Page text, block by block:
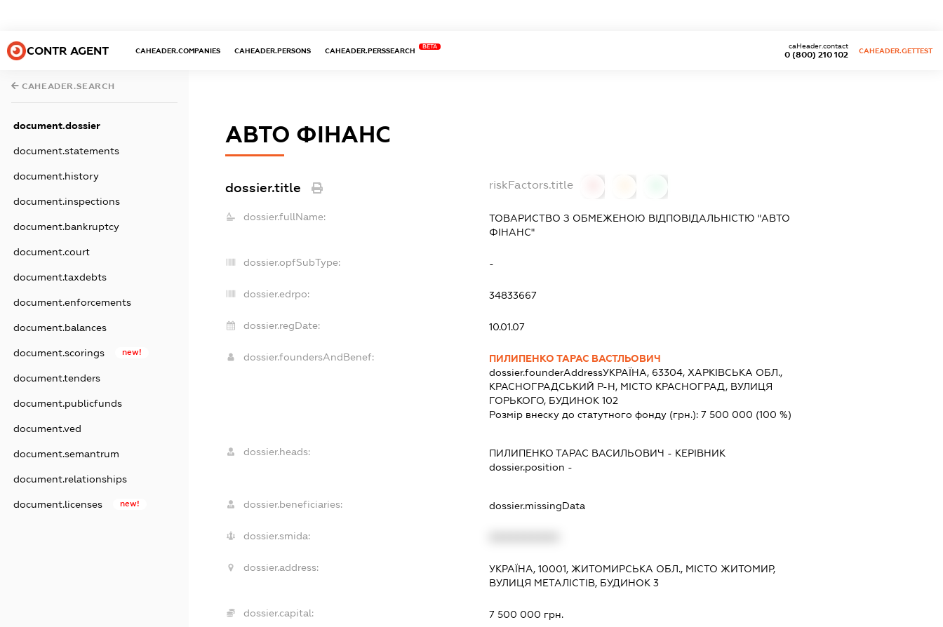
CONTR AGENT CAHEADER.COMPANIES CAHEADER.PERSONS CAHEADER.PERSSEARCH
BETA
0 (800) 210 102
caHeader.contact
CAHEADER.GETTEST
CAHEADER.SEARCH
document.dossier
document.statements
document.history
document.inspections
document.bankruptcy
document.court
document.taxdebts
document.enforcements
document.balances
document.scorings new!
document.tenders
document.publicfunds
document.ved
document.semantrum
document.relationships
document.licenses new!
АВТО ФІНАНС
dossier.title riskFactors.title
dossier.fullName:
ТОВАРИСТВО З ОБМЕЖЕНОЮ ВІДПОВІДАЛЬНІСТЮ "АВТО
ФІНАНС"
dossier.opfSubType: -
dossier.edrpo: 34833667
dossier.regDate: 10.01.07
dossier.foundersAndBenef:
ПИЛИПЕНКО ТАРАС ВАСТЛЬОВИЧ
dossier.founderAddressУКРАЇНА, 63304, ХАРКІВСЬКА ОБЛ.,
КРАСНОГРАДСЬКИЙ Р-Н, МІСТО КРАСНОГРАД, ВУЛИЦЯ
ГОРЬКОГО, БУДИНОК 102
Розмір внеску до статутного фонду (грн.):7 500 000 (100 %)
dossier.heads: ПИЛИПЕНКО ТАРАС ВАСИЛЬОВИЧ - КЕРІВНИК
dossier.position -
dossier.beneficiaries: dossier.missingData
dossier.smida:
dossier.address:
УКРАЇНА, 10001, ЖИТОМИРСЬКА ОБЛ., МІСТО ЖИТОМИР,
ВУЛИЦЯ МЕТАЛІСТІВ, БУДИНОК 3
dossier.capital: 7 500 000 грн.